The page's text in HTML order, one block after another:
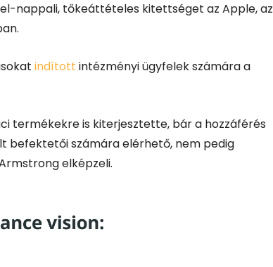
nappali, tőkeáttételes kitettséget az Apple, az
indított intézményi ügyfelek számára a
termékekre is kiterjesztette, bár a hozzáférés
befektetői számára elérhető, nem pedig
elképzeli.